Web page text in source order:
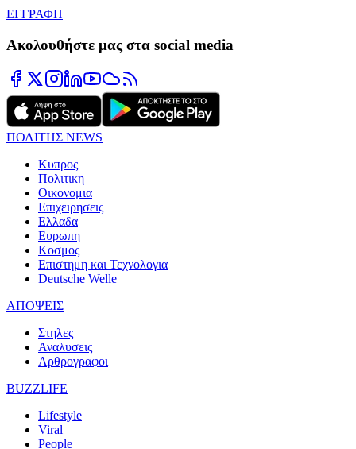
ΕΓΓΡΑΦΗ
Ακολουθήστε μας στα social media
ΠΟΛΙΤΗΣ NEWS
Κυπρος
Πολιτικη
Οικονομια
Επιχειρησεις
Ελλαδα
Ευρωπη
Κοσμος
Επιστημη και Τεχνολογια
Deutsche Welle
ΑΠΟΨΕΙΣ
Στηλες
Αναλυσεις
Αρθρογραφοι
BUZZLIFE
Lifestyle
Viral
People